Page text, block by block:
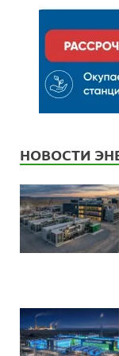
НОВОСТИ